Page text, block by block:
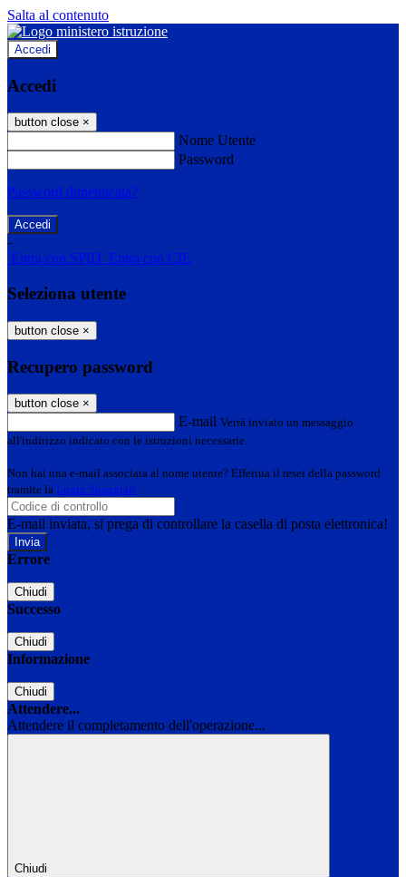
Salta al contenuto
Accedi
Accedi
button close ×
Nome Utente
Password
Password dimenticata?
-
Entra con SPID Entra con CIE
Seleziona utente
button close ×
Recupero password
button close ×
E-mail Verrà inviato un messaggio
all'indirizzo indicato con le istruzioni necessarie.
Non hai una e-mail associata al nome utente? Effettua il reset della password
tramite la Login Spaggiari
E-mail inviata, si prega di controllare la casella di posta elettronica!
Errore
Chiudi
Successo
Chiudi
Informazione
Chiudi
Attendere...
Attendere il completamento dell'operazione...
Chiudi